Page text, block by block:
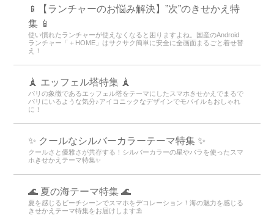
📱【ランチャーのお悩み解決】”次”のきせかえ特
集 📱
使い慣れたランチャーが使えなくなると困りますよね。国産のAndroid
ランチャー「＋HOME」はサクサク簡単に安全に全画面まるごと着せ替
え！
🗼 エッフェル塔特集 🗼
パリの象徴であるエッフェル塔をテーマにしたスマホきせかえでまるで
パリにいるような気分♪アイコニックなデザインでモバイルもおしゃれ
に！
✨ クールなシルバーカラーテーマ特集 ✨
クールさと優雅さが共存する！シルバーカラーの星やバラを使ったスマ
ホきせかえテーマ特集✨
🌊 夏の海テーマ特集 🌊
夏を感じるビーチシーンでスマホをデコレーション！海の魅力を感じる
きせかえテーマ特集をお届けします⛱️